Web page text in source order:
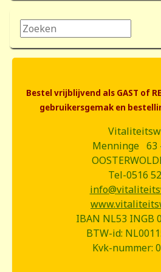
Zoeken...
Bestel vrijblijvend als GAST of
gebruikersgemak en
Menninge 63
Tel-0516
IBAN NL53 INGB
BTW-id:
Kvk-nummer: